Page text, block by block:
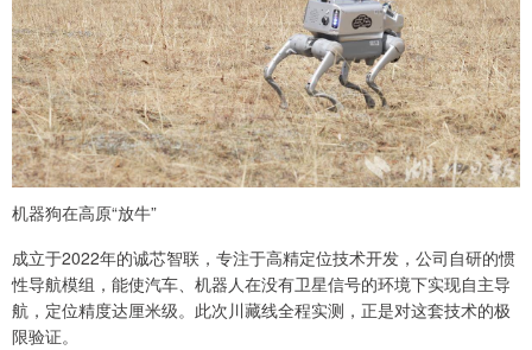
机器狗在高原“放牛”
成立于2022年的诚芯智联，专注于高精定位技术开发，公司自研的惯
性导航模组，能使汽车、机器人在没有卫星信号的环境下实现自主导
航，定位精度达厘米级。此次川藏线全程实测，正是对这套技术的极
限验证。